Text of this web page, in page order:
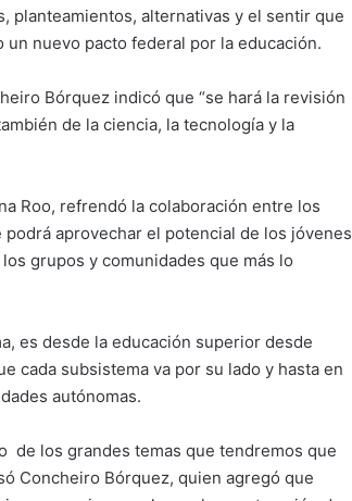
planteamientos, alternativas y el sentir que
nuevo pacto federal por la educación.
Bórquez indicó que “se hará la revisión
de la ciencia, la tecnología y la
Roo, refrendó la colaboración entre los
aprovechar el potencial de los jóvenes
grupos y comunidades que más lo
es desde la educación superior desde
cada subsistema va por su lado y hasta en
autónomas.
de los grandes temas que tendremos que
Concheiro Bórquez, quien agregó que